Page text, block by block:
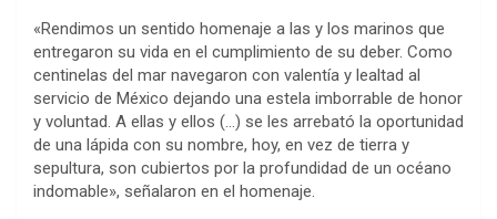
«Rendimos un sentido homenaje a las y los marinos que
entregaron su vida en el cumplimiento de su deber. Como
centinelas del mar navegaron con valentía y lealtad al
servicio de México dejando una estela imborrable de honor
y voluntad. A ellas y ellos (…) se les arrebató la oportunidad
de una lápida con su nombre, hoy, en vez de tierra y
sepultura, son cubiertos por la profundidad de un océano
indomable», señalaron en el homenaje.